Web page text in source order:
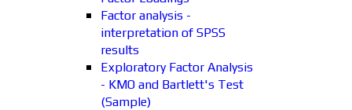
Factor analysis -
interpretation of SPSS
results
Exploratory Factor Analysis
- KMO and Bartlett's Test
(Sample)